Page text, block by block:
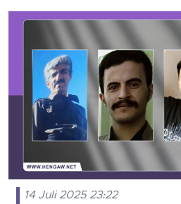
14 Juli 2025 23:22